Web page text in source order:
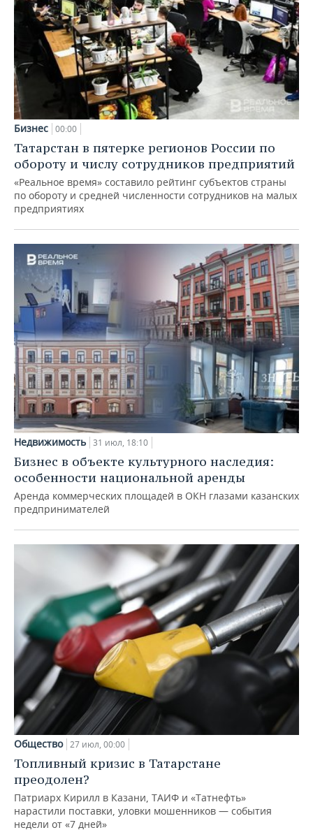
Бизнес 00:00
Татарстан в пятерке регионов России по
обороту и числу сотрудников предприятий
«Реальное время» составило рейтинг субъектов страны
по обороту и средней численности сотрудников на малых
предприятиях
Недвижимость 31 июл, 18:10
Бизнес в объекте культурного наследия:
особенности национальной аренды
Аренда коммерческих площадей в ОКН глазами казанских
предпринимателей
Общество 27 июл, 00:00
Топливный кризис в Татарстане
преодолен?
Патриарх Кирилл в Казани, ТАИФ и «Татнефть»
нарастили поставки, уловки мошенников — события
недели от «7 дней»